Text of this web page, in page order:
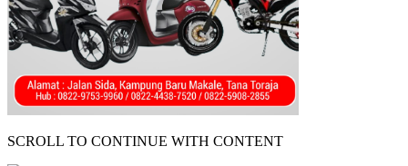
SCROLL TO CONTINUE WITH CONTENT